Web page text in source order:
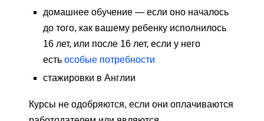
домашнее обучение — если оно началось
до того, как вашему ребенку исполнилось
16 лет, или после 16 лет, если у него
есть особые потребности
стажировки в Англии
Курсы не одобряются, если они оплачиваются